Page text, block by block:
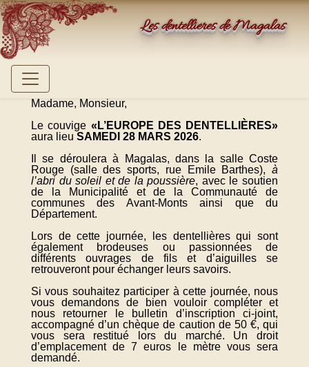
Les dentellières de Magalas
Madame, Monsieur,
Le couvige «L’EUROPE DES DENTELLIÈRES»
aura lieu SAMEDI 28 MARS 2026.
Il se déroulera à Magalas, dans la salle Coste
Rouge (salle des sports, rue Emile Barthes), à
l’abri du soleil et de la poussière, avec le soutien
de la Municipalité et de la Communauté de
communes des Avant-Monts ainsi que du
Département.
Lors de cette journée, les dentellières qui sont
également brodeuses ou passionnées de
différents ouvrages de fils et d’aiguilles se
retrouveront pour échanger leurs savoirs.
Si vous souhaitez participer à cette journée, nous
vous demandons de bien vouloir compléter et
nous retourner le bulletin d’inscription ci-joint,
accompagné d’un chèque de caution de 50 €, qui
vous sera restitué lors du marché. Un droit
d’emplacement de 7 euros le mètre vous sera
demandé.